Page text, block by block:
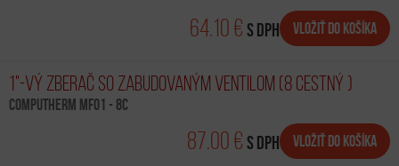
64.10 € s DPH
1"-VÝ ZBERAČ SO ZABUDOVANÝM VENTILOM (8 CESTNÝ )
COMPUTHERM MF01 - 8c
87.00 € s DPH